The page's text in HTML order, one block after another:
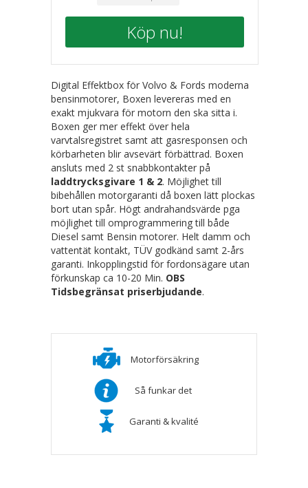
Köp nu!
Digital Effektbox för Volvo & Fords moderna
bensinmotorer, Boxen levereras med en
exakt mjukvara för motorn den ska sitta i.
Boxen ger mer effekt över hela
varvtalsregistret samt att gasresponsen och
körbarheten blir avsevärt förbättrad. Boxen
ansluts med 2 st snabbkontakter på
laddtrycksgivare 1 & 2. Möjlighet till
bibehållen motorgaranti då boxen lätt plockas
bort utan spår. Högt andrahandsvärde pga
möjlighet till omprogrammering till både
Diesel samt Bensin motorer. Helt damm och
vattentät kontakt, TÜV godkänd samt 2-års
garanti. Inkopplingstid för fordonsägare utan
förkunskap ca 10-20 Min. OBS
Tidsbegränsat priserbjudande.
Motorförsäkring
Så funkar det
Garanti & kvalité